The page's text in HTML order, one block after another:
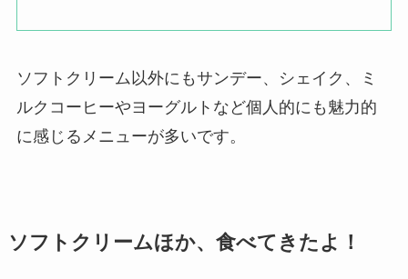
ソフトクリーム以外にもサンデー、シェイク、ミ
ルクコーヒーやヨーグルトなど個人的にも魅力的
に感じるメニューが多いです。
ソフトクリームほか、食べてきたよ！